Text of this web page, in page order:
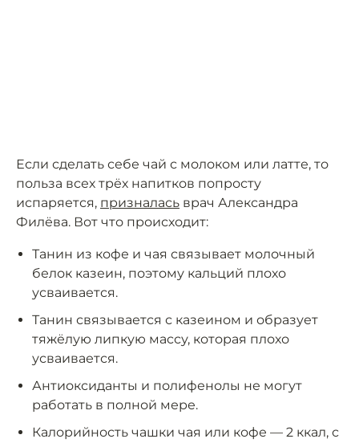
Если сделать себе чай с молоком или латте, то
польза всех трёх напитков попросту
испаряется, призналась врач Александра
Филёва. Вот что происходит:
Танин из кофе и чая связывает молочный
белок казеин, поэтому кальций плохо
усваивается.
Танин связывается с казеином и образует
тяжёлую липкую массу, которая плохо
усваивается.
Антиоксиданты и полифенолы не могут
работать в полной мере.
Калорийность чашки чая или кофе — 2 ккал, с